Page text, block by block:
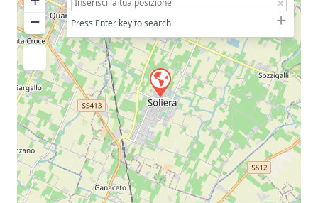
−
Press Enter key to search